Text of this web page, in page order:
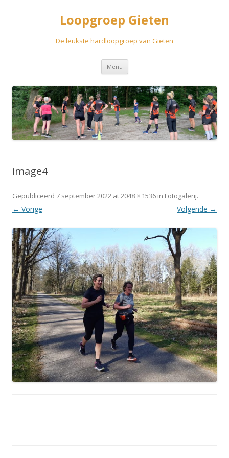
Loopgroep Gieten
De leukste hardloopgroep van Gieten
Menu Spring
inhoud
image4
Gepubliceerd 7 september 2022 at2048 × 1536 in Fotogalerij.
← Vorige Volgende →